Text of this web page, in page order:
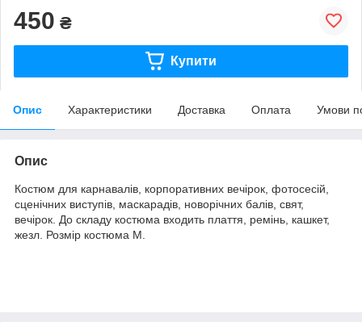
450 ₴
Купити
Опис Характеристики Доставка Оплата Умови
Опис
Костюм для карнавалів, корпоративних вечірок, фотосесій,
сценічних виступів, маскарадів, новорічних балів, свят,
вечірок. До складу костюма входить плаття, ремінь, кашкет,
жезл. Розмір костюма M.